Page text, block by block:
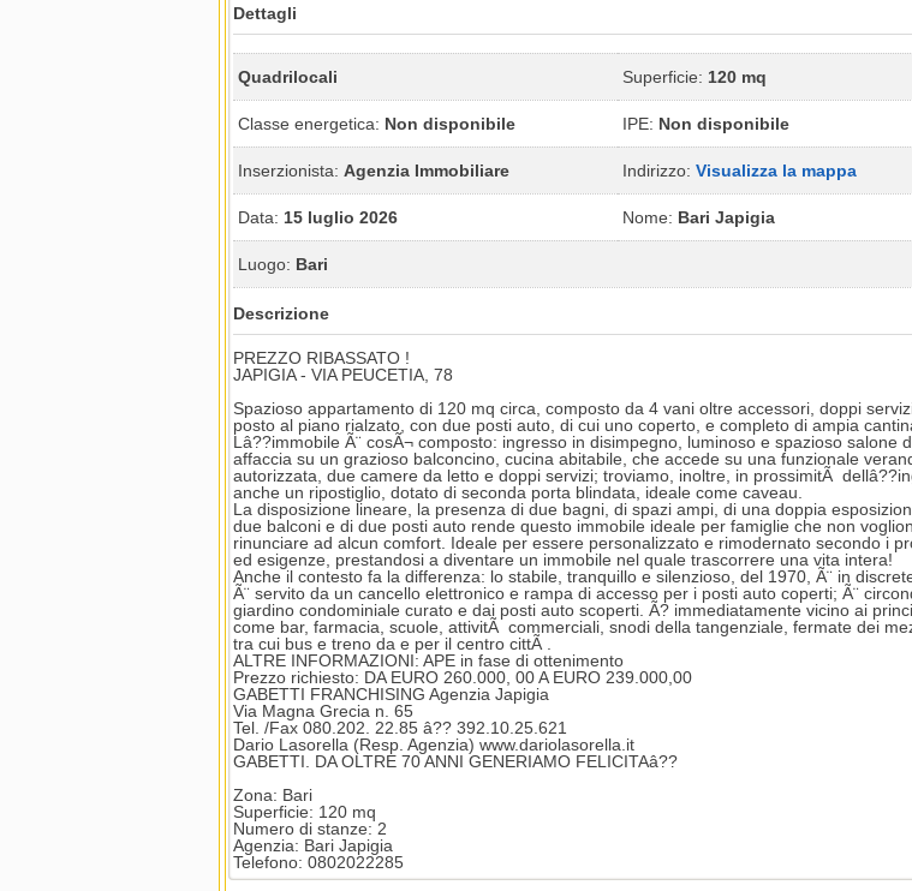
Dettagli
Quadrilocali Superficie: 120 mq
Classe energetica: Non disponibile IPE: Non disponibile
Inserzionista: Agenzia Immobiliare Indirizzo: Visualizza la mappa
Data: 15 luglio 2026 Nome: Bari Japigia
Luogo: Bari
Descrizione
PREZZO RIBASSATO !
JAPIGIA - VIA PEUCETIA, 78
Spazioso appartamento di 120 mq circa, composto da 4 vani oltre accessori, doppi
posto al piano rialzato, con due posti auto, di cui uno coperto, e completo di ampia
Lâ??immobile Ã¨ cosÃ¬ composto: ingresso in disimpegno, luminoso e spazioso salone
affaccia su un grazioso balconcino, cucina abitabile, che accede su una funzionale
autorizzata, due camere da letto e doppi servizi; troviamo, inoltre, in prossimitÃ
anche un ripostiglio, dotato di seconda porta blindata, ideale come caveau.
La disposizione lineare, la presenza di due bagni, di spazi ampi, di una doppia
due balconi e di due posti auto rende questo immobile ideale per famiglie che non
rinunciare ad alcun comfort. Ideale per essere personalizzato e rimodernato secondo i
ed esigenze, prestandosi a diventare un immobile nel quale trascorrere una vita intera!
Anche il contesto fa la differenza: lo stabile, tranquillo e silenzioso, del 1970, Ã¨ in
Ã¨ servito da un cancello elettronico e rampa di accesso per i posti auto coperti; Ã¨
giardino condominiale curato e dai posti auto scoperti. Ã? immediatamente vicino ai
come bar, farmacia, scuole, attivitÃ commerciali, snodi della tangenziale, fermate dei
tra cui bus e treno da e per il centro cittÃ .
ALTRE INFORMAZIONI: APE in fase di ottenimento
Prezzo richiesto: DA EURO 260.000, 00 A EURO 239.000,00
GABETTI FRANCHISING Agenzia Japigia
Via Magna Grecia n. 65
Tel. /Fax 080.202. 22.85 â?? 392.10.25.621
Dario Lasorella (Resp. Agenzia) www.dariolasorella.it
GABETTI. DA OLTRE 70 ANNI GENERIAMO FELICITAâ??
Zona: Bari
Superficie: 120 mq
Numero di stanze: 2
Agenzia: Bari Japigia
Telefono: 0802022285